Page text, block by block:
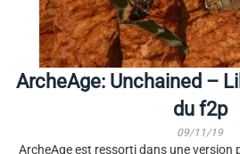
ArcheAge: Unchained –
du f2p
09/11/19
ArcheAge est ressorti dans une version